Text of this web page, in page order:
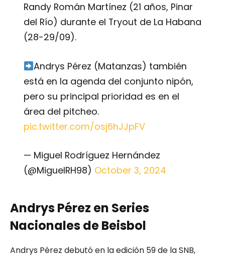
Randy Román Martínez (21 años, Pinar
del Río) durante el Tryout de La Habana
(28-29/09).
Andrys Pérez (Matanzas) también
está en la agenda del conjunto nipón,
pero su principal prioridad es en el
área del pitcheo.
pic.twitter.com/osj6hJJpFV
— Miguel Rodríguez Hernández
(@MiguelRH98) October 3, 2024
Andrys Pérez en Series
Nacionales de Beisbol
Andrys Pérez debutó en la edición 59 de la SNB,